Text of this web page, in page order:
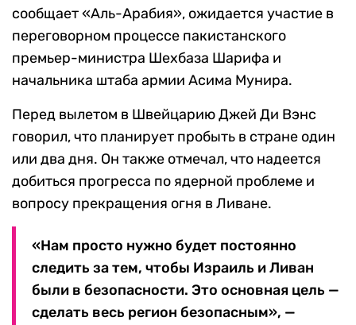
сообщает «Аль-Арабия», ожидается участие в
переговорном процессе пакистанского
премьер-министра Шехбаза Шарифа и
начальника штаба армии Асима Мунира.
Перед вылетом в Швейцарию Джей Ди Вэнс
говорил, что планирует пробыть в стране один
или два дня. Он также отмечал, что надеется
добиться прогресса по ядерной проблеме и
вопросу прекращения огня в Ливане.
«Нам просто нужно будет постоянно
следить за тем, чтобы Израиль и Ливан
были в безопасности. Это основная цель —
сделать весь регион безопасным», —